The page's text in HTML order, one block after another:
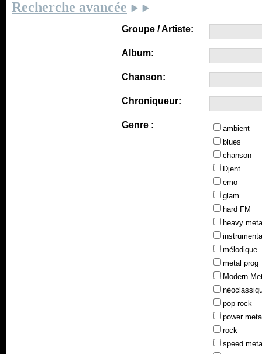
Recherche avancée
Groupe / Artiste:
Album:
Chanson:
Chroniqueur:
Genre :
ambient
blues
chanson
Djent
emo
glam
hard FM
heavy
mélodique
metal prog
Modern
pop rock
power
rock
speed